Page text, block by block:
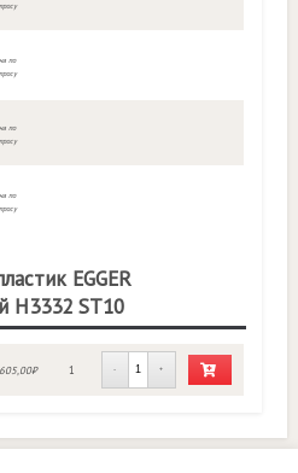
по
по
по
EGGER
H3332 ST10
1 - +